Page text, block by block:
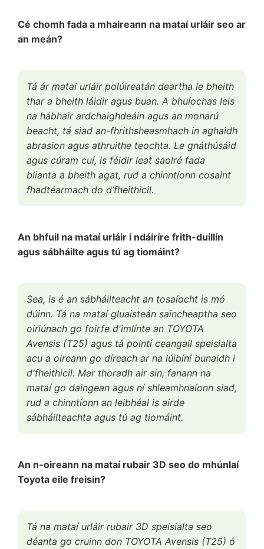
Cé chomh fada a mhaireann na mataí urláir seo ar
an meán?
Tá ár mataí urláir polúireatán deartha le bheith
thar a bheith láidir agus buan. A bhuíochas leis
na hábhair ardchaighdeáin agus an monarú
beacht, tá siad an-fhrithsheasmhach in aghaidh
abrasion agus athruithe teochta. Le gnáthúsáid
agus cúram cuí, is féidir leat saolré fada
blianta a bheith agat, rud a chinntíonn cosaint
fhadtéarmach do d’fheithicil.
An bhfuil na mataí urláir i ndáiríre frith-duillín
agus sábháilte agus tú ag tiomáint?
Sea, is é an sábháilteacht an tosaíocht is mó
dúinn. Tá na mataí gluaisteán saincheaptha seo
oiriúnach go foirfe d'imlínte an TOYOTA
Avensis (T25) agus tá pointí ceangail speisialta
acu a oireann go díreach ar na lúibíní bunaidh i
d'fheithicil. Mar thoradh air sin, fanann na
mataí go daingean agus ní shleamhnaíonn siad,
rud a chinntíonn an leibhéal is airde
sábháilteachta agus tú ag tiomáint.
An n-oireann na mataí rubair 3D seo do mhúnlaí
Toyota eile freisin?
Tá na mataí urláir rubair 3D speisialta seo
déanta go cruinn don TOYOTA Avensis (T25) ó